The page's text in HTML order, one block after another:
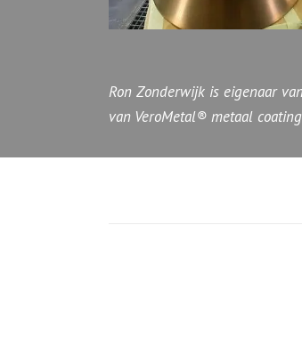
Ron Zonderwijk is eigenaar
van VeroMetal® metaal